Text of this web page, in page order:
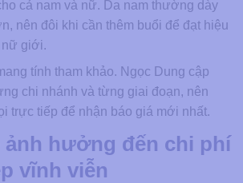
cả nam và nữ. Da nam thường dày
nên đôi khi cần thêm buổi để đạt hiệu
giới.
tính tham khảo. Ngọc Dung cập
chi nhánh và từng giai đoạn, nên
trực tiếp để nhận báo giá mới nhất.
ảnh hưởng đến chi phí
vĩnh viễn